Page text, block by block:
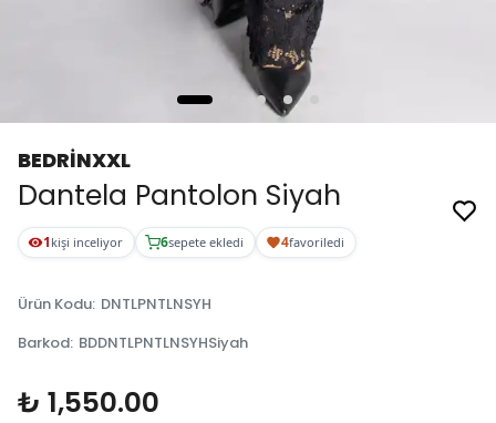
BEDRİNXXL
Dantela Pantolon Siyah
1 kişi inceliyor 6sepete ekledi 4favoriledi
Ürün Kodu: DNTLPNTLNSYH
Barkod: BDDNTLPNTLNSYHSiyah
₺ 1,550.00